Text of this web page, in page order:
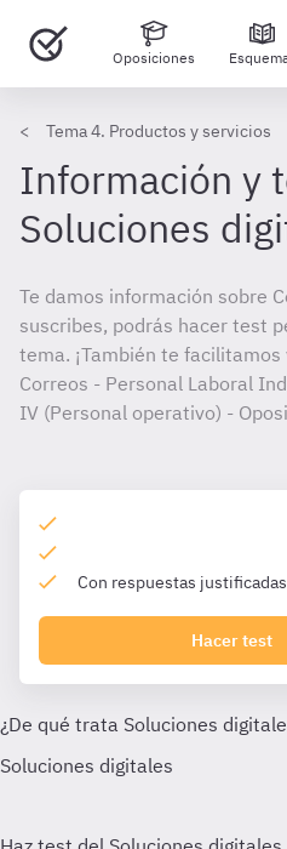
Oposiciones
Tema 4. Productos y servicios
Información y
Soluciones
Te damos información sobre
suscribes, podrás hacer test
tema. ¡También te
Correos - Personal Laboral
IV (Personal operativo) -
Con respuestas justificadas
Hacer test